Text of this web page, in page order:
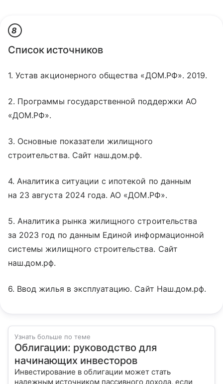
8
Список источников
1. Устав акционерного общества «ДОМ.РФ». 2019.
2. Программы государственной поддержки АО
«ДОМ.РФ».
3. Основные показатели жилищного
строительства. Сайт наш.дом.рф.
4. Аналитика ситуации с ипотекой по данным
на 23 августа 2024 года. АО «ДОМ.РФ».
5. Аналитика рынка жилищного строительства
за 2023 год по данным Единой информационной
системы жилищного строительства. Сайт
наш.дом.рф.
6. Ввод жилья в эксплуатацию. Сайт Наш.дом.рф.
Узнать больше по теме
Облигации: руководство для
начинающих инвесторов
Инвестирование в облигации может стать
надежным источником пассивного дохода, если